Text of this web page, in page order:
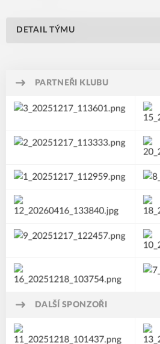
DETAIL TÝMU
PARTNEŘI KLUBU
DALŠÍ SPONZOŘI